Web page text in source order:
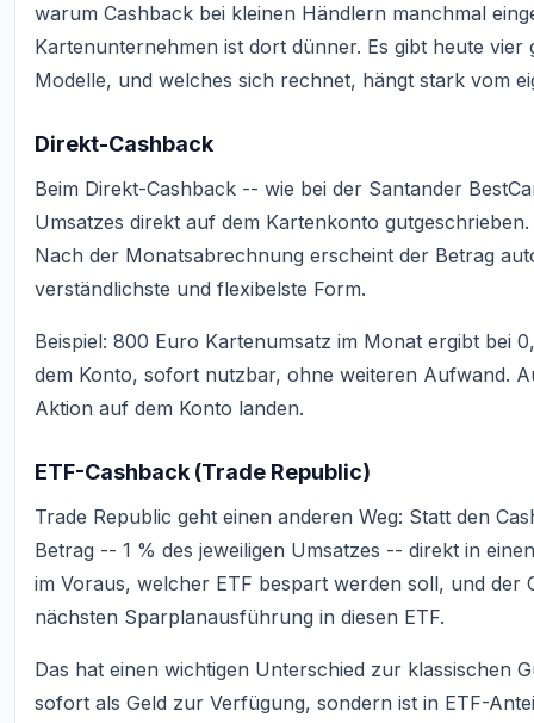
warum Cashback bei kleinen Händlern manchmal
Kartenunternehmen ist dort dünner. Es gibt heute
Modelle, und welches sich rechnet, hängt stark vom
Direkt-Cashback
Beim Direkt-Cashback -- wie bei der Santander
Umsatzes direkt auf dem Kartenkonto
Nach der Monatsabrechnung erscheint der Betrag
verständlichste und flexibelste Form.
Beispiel: 800 Euro Kartenumsatz im Monat ergibt bei
dem Konto, sofort nutzbar, ohne weiteren Aufwand.
Aktion auf dem Konto landen.
ETF-Cashback (Trade Republic)
Trade Republic geht einen anderen Weg: Statt den
Betrag -- 1 % des jeweiligen Umsatzes -- direkt in
im Voraus, welcher ETF bespart werden soll, und der
nächsten Sparplanausführung in diesen ETF.
Das hat einen wichtigen Unterschied zur klassischen
sofort als Geld zur Verfügung, sondern ist in ETF-